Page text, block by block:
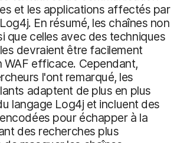
et les applications affectés par
En résumé, les chaînes non
que celles avec des techniques
devraient être facilement
WAF efficace. Cependant,
l'ont remarqué, les
adaptent de plus en plus
langage Log4j et incluent des
pour échapper à la
des recherches plus